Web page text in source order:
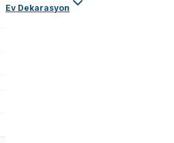
Ev Dekarasyon